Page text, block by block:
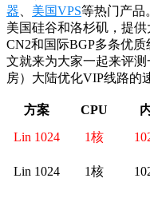
器
美国VPS等热门产品
美国硅谷和洛杉矶，提供
CN2和国际BGP多条优
文就来为大家一起来评
房）大陆优化VIP线路的
方案 CPU
Lin 1024
1核
Lin 1024 1核